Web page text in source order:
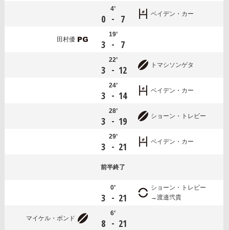
4’
0 - 7 ベイデン・カー
田村優
19’
3 - 7
22’
3 - 12 トマシソンゲタ
24’
3 - 14 ベイデン・カー
28’
3 - 19 ショーン・トレビー
29’
3 - 21 ベイデン・カー
前半終了
0’
3 - 21
ショーン・トレビー
渡邉弐貴
マイケル・ボンド
6’
8 - 21